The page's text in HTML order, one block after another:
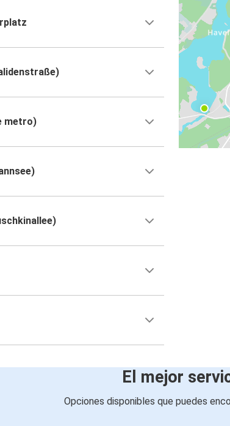
metro)
El mejor
Opciones disponibles que puedes